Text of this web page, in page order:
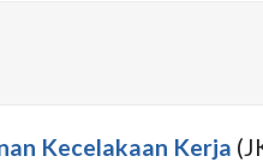
Kecelakaan Kerja